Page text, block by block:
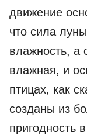
движение
что сила
влажность, а
влажная, и
птицах, как
созданы из
пригодность